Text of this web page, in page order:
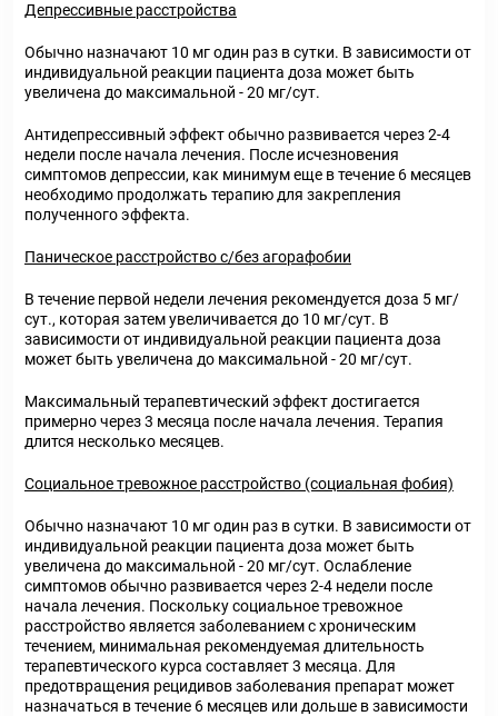
Депрессивные расстройства
Обычно назначают 10 мг один раз в сутки. В зависимости от
индивидуальной реакции пациента доза может быть
увеличена до максимальной - 20 мг/сут.
Антидепрессивный эффект обычно развивается через 2-4
недели после начала лечения. После исчезновения
симптомов депрессии, как минимум еще в течение 6 месяцев
необходимо продолжать терапию для закрепления
полученного эффекта.
Паническое расстройство с/без агорафобии
В течение первой недели лечения рекомендуется доза 5 мг/
сут., которая затем увеличивается до 10 мг/сут. В
зависимости от индивидуальной реакции пациента доза
может быть увеличена до максимальной - 20 мг/сут.
Максимальный терапевтический эффект достигается
примерно через 3 месяца после начала лечения. Терапия
длится несколько месяцев.
Социальное тревожное расстройство (социальная фобия)
Обычно назначают 10 мг один раз в сутки. В зависимости от
индивидуальной реакции пациента доза может быть
увеличена до максимальной - 20 мг/сут. Ослабление
симптомов обычно развивается через 2-4 недели после
начала лечения. Поскольку социальное тревожное
расстройство является заболеванием с хроническим
течением, минимальная рекомендуемая длительность
терапевтического курса составляет 3 месяца. Для
предотвращения рецидивов заболевания препарат может
назначаться в течение 6 месяцев или дольше в зависимости